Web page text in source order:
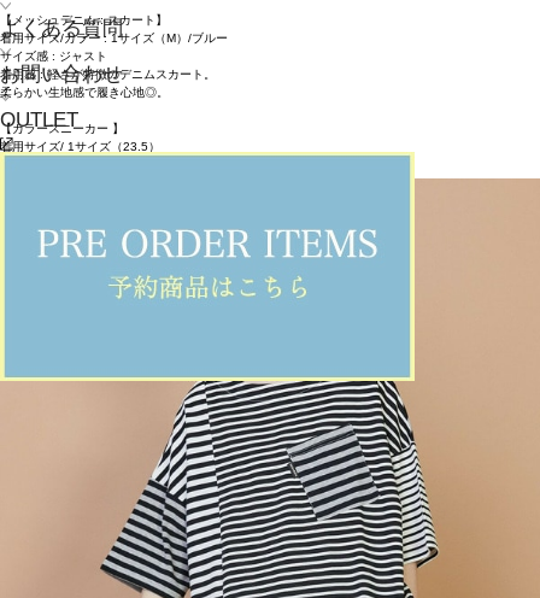
よくある質問
お問い合わせ
OUTLET
【メッシュデニム : スカート】
着用サイズ/カラー : 1サイズ（M）/ブルー
サイズ感 : ジャスト
着用感 : 軽さが特徴のデニムスカート。
柔らかい生地感で履き心地◎。
【カラースニーカー 】
着用サイズ/ 1サイズ（23.5）